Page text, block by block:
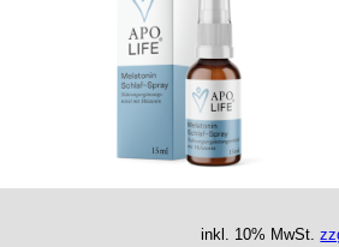
inkl. 10% MwSt.